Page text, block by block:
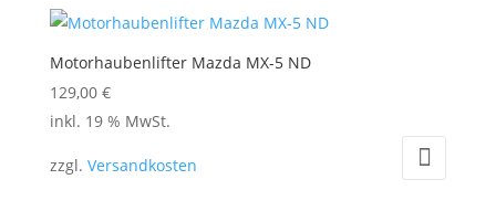
Motorhaubenlifter Mazda MX-5 ND
129,00 €
inkl. 19 % MwSt.
zzgl. Versandkosten